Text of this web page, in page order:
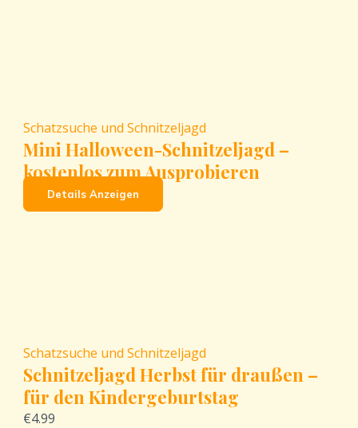
Schatzsuche und Schnitzeljagd
Mini Halloween-Schnitzeljagd –
kostenlos zum Ausprobieren
Details Anzeigen
Schatzsuche und Schnitzeljagd
Schnitzeljagd Herbst für draußen –
für den Kindergeburtstag
€4.99